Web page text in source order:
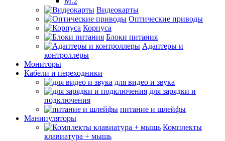
Видеокарты
Оптические приводы
Корпуса
Блоки питания
Адаптеры и
контроллеры
Мониторы
Кабели и переходники
для видео и звука
для зарядки и
подключения
питание и шлейфы
Манипуляторы
Комплекты
клавиатура + мышь